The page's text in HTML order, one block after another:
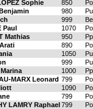
Sophie 850
980
999
Paul 1070
Mathias 950
890
1050
999
1000
MARX Leonard 799
1090
799
LAMRY Raphael 799